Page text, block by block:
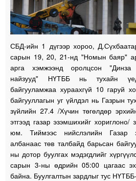
СБД-ийн 1 дүгээр хороо,
сарын 19, 20, 21-нд "Номын баяр"
арга хэмжээнд оролцсон "Динза
найзууд" НҮТББ нь тухайн
байгууламжаа хураахгүй 10 гаруй
байгууллагын уг үйлдэл нь Газрын
зүйлийн 27.4 /Хүчин төгөлдөр
этгээд газар эзэмшихийг хориглоно/
юм. Тиймээс нийслэлийн Газар
албанаас төв талбайд барьсан
ны дотор буулгах мэдэгдлийг
сарын 3-ны өдрийн 05:00 цагаас
байна. Буулгалтын зардлыг тус